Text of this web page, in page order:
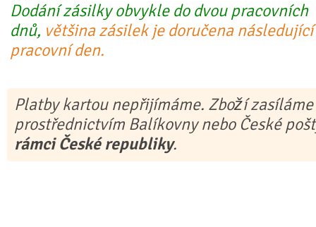
Dodání zásilky obvykle do dvou pracovních
dnů, většina zásilek je doručena následující
pracovní den.
Platby kartou nepřijímáme. Zboží
prostřednictvím Balíkovny nebo České
rámci České republiky.